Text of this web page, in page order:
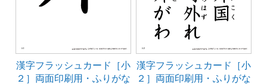
漢字フラッシュカード［小
２］両面印刷用・ふりがな
漢字フラッシュカード［小
２］両面印刷用・ふりがな